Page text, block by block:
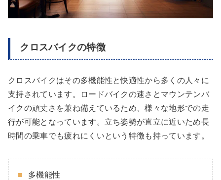
クロスバイクの特徴
クロスバイクはその多機能性と快適性から多くの人々に
支持されています。ロードバイクの速さとマウンテンバ
イクの頑丈さを兼ね備えているため、様々な地形での走
行が可能となっています。立ち姿勢が直立に近いため長
時間の乗車でも疲れにくいという特徴も持っています。
多機能性